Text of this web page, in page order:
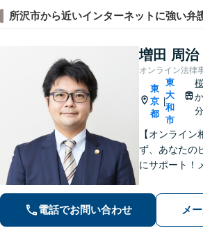
所沢市から近いインターネットに強い弁
増田 周治
オンライン法律
東
京
都
|
東
大
和
市
分
【オンライ
ず、あなたの
にサポート！
いた確かな解
寧に示します
中】
電話でお問い合わせ メ